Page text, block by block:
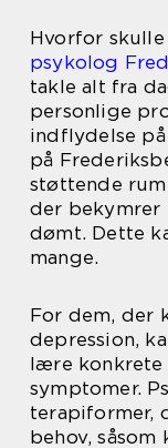
Hvorfor skulle
psykolog
takle alt fra
personlige
indflydelse
på
støttende
der bekymrer
dømt. Dette
mange.
For dem, der
depression,
lære konkrete
symptomer.
terapiformer,
behov,